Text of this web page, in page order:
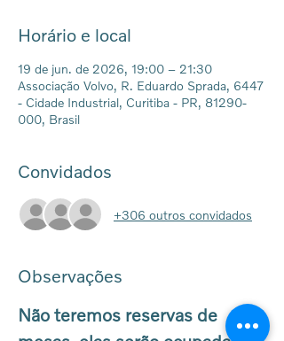
Horário e local
19 de jun. de 2026, 19:00 – 21:30
Associação Volvo, R. Eduardo Sprada, 6447
- Cidade Industrial, Curitiba - PR, 81290-
000, Brasil
Convidados
+306 outros convidados
Observações
Não teremos reservas de